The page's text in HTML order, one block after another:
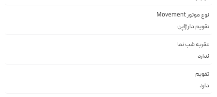
نوع موتور Movement
تقويم دار ژاپن
عقربه شب نما
ندارد
تقویم
دارد